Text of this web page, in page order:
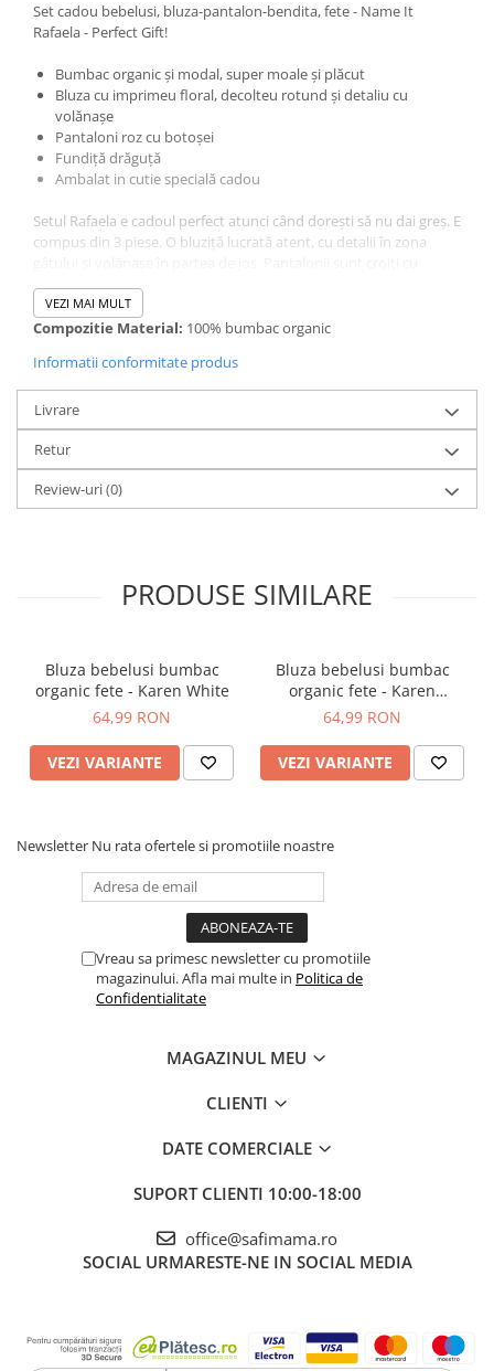
Set cadou bebelusi, bluza-pantalon-bendita, fete - Name It
Rafaela - Perfect Gift!
Bumbac organic și modal, super moale și plăcut
Bluza cu imprimeu floral, decolteu rotund și detaliu cu
volănașe
Pantaloni roz cu botoșei
Fundiță drăguță
Ambalat in cutie specială cadou
Setul Rafaela e cadoul perfect atunci când dorești să nu dai greș. E
compus din 3 piese. O bluziță lucrată atent, cu detalii în zona
botoșei și vin pe culoarea roz, din același material cu bendița.
Materialul e super moale și plăcut, o conbinație de
organic cu modal..
VEZI MAI MULT
Compozitie Material: 100% bumbac organic
Informatii conformitate produs
Livrare
Retur
Review-uri(0)
PRODUSE SIMILARE
Bluza bebelusi bumbac
organic fete - Karen White
64,99 RON
VEZI VARIANTE
Bluza bebelusi bumbac
organic fete - Karen
mustard
64,99 RON
VEZI VARIANTE
Newsletter Nu rata ofertele si promotiile noastre
Vreau sa primesc newsletter cu promotiile
magazinului. Afla mai multe in Politica de
Confidentialitate
MAGAZINUL MEU
CLIENTI
DATE COMERCIALE
SUPORT CLIENTI 10:00-18:00
office@safimama.ro
SOCIAL URMARESTE-NE IN SOCIAL MEDIA